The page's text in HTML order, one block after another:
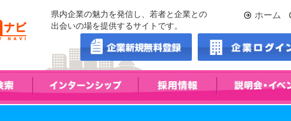
県内企業の魅力を発信し、若者と企業との
出会いの場を提供するサイトです。
ホーム